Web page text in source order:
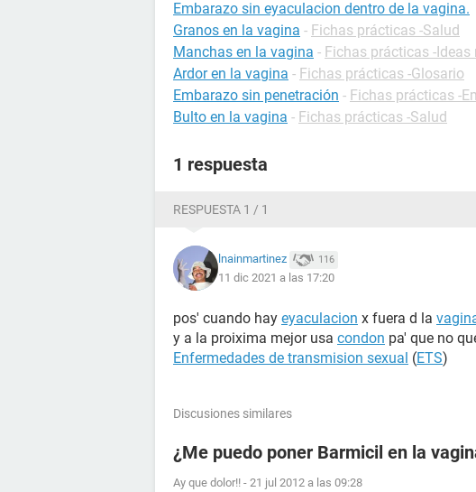
Embarazo sin eyaculacion dentro de la vagina.
Granos en la vagina - Fichas prácticas -Salud
Manchas en la vagina - Fichas prácticas -Ideas
Ardor en la vagina - Fichas prácticas -Glosario
Embarazo sin penetración - Fichas prácticas -
Bulto en la vagina - Fichas prácticas -Salud
1 respuesta
RESPUESTA 1 / 1
lnainmartinez 116
11 dic 2021 a las 17:20
pos' cuando hay eyaculacion x fuera d la
y a la proixima mejor usa condon pa' que no
Enfermedades de transmision sexual (ETS)
Discusiones similares
¿Me puedo poner Barmicil en la
Ay que dolor!! - 21 jul 2012 a las 09:28